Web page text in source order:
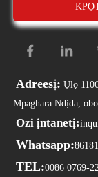
Adreesị: Ụlọ
Mpaghara Ndịda,
Ozi ịntanetị:
Whatsapp:
TEL:0086 0769-